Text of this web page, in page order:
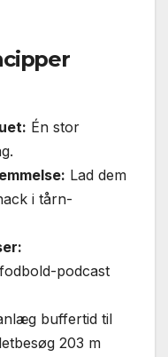
Én stor
Lad dem
i tårn-
podcast
buffertid til
203 m